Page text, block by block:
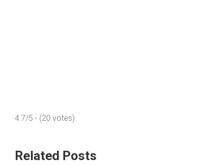
4.7/5 - (20 votes)
Related Posts